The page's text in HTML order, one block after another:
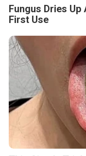
This Simple
From Your Body!